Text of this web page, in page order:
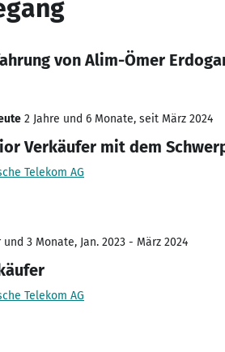
von Alim-Ömer
2 Jahre und 6 Monate, seit März 2024
Verkäufer mit dem
Telekom AG
und 3 Monate, Jan. 2023 - März 2024
Telekom AG